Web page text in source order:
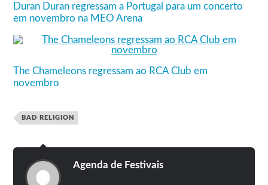
Duran Duran regressam a Portugal para um concerto
em novembro na MEO Arena
The Chameleons regressam ao RCA Club em
novembro
BAD RELIGION
Agenda de Festivais